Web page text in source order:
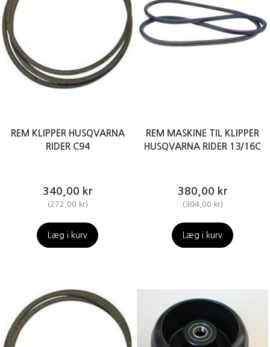
REM KLIPPER HUSQVARNA
RIDER C94
340,00 kr
(272,00 kr)
Læg i kurv
REM MASKINE TIL KLIPPER
HUSQVARNA RIDER 13/16C
380,00 kr
(304,00 kr)
Læg i kurv